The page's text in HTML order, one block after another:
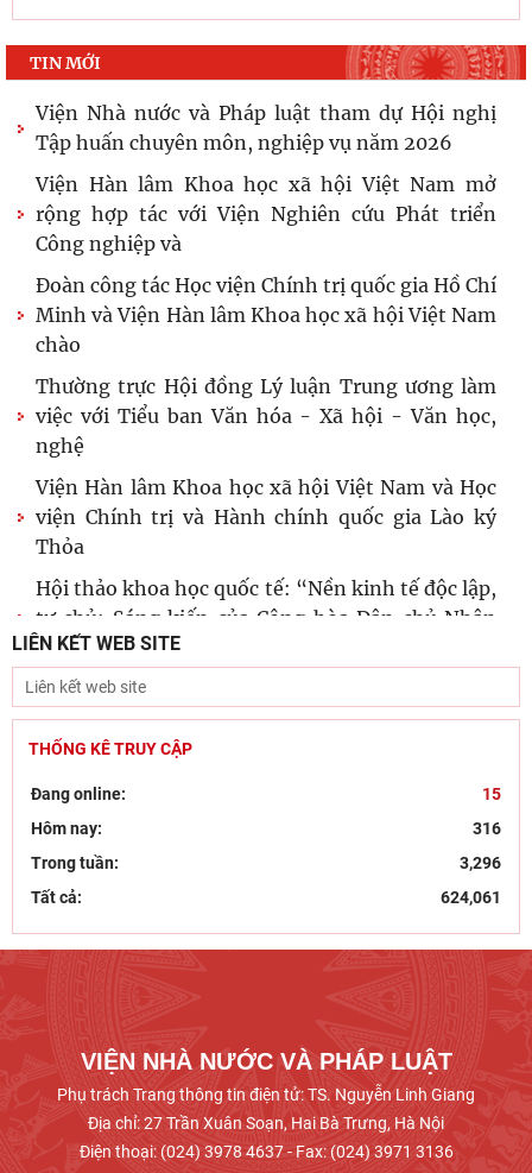
TIN MỚI
Viện Nhà nước và Pháp luật tham dự Hội nghị
Tập huấn chuyên môn, nghiệp vụ năm 2026
Viện Hàn lâm Khoa học xã hội Việt Nam mở
rộng hợp tác với Viện Nghiên cứu Phát triển
Công nghiệp và
Đoàn công tác Học viện Chính trị quốc gia Hồ Chí
Minh và Viện Hàn lâm Khoa học xã hội Việt Nam
chào
Thường trực Hội đồng Lý luận Trung ương làm
việc với Tiểu ban Văn hóa - Xã hội - Văn học,
nghệ
Viện Hàn lâm Khoa học xã hội Việt Nam và Học
viện Chính trị và Hành chính quốc gia Lào ký
Thỏa
Hội thảo khoa học quốc tế: “Nền kinh tế độc lập,
tự chủ: Sáng kiến của Cộng hòa Dân chủ Nhân
dân
Đổi mới công tác kiểm tra, giám sát tại Chi bộ
Viện Nhà nước và Pháp luật: Gắn siết chặt kỷ
cương
Đẩy mạnh sáng tác văn học, nghệ thuật hướng
tới 80 năm Ngày Thương binh - Liệt sĩ
Chủ tịch Viện Hàn lâm Khoa học xã hội Việt Nam
thăm và làm việc tại Viện Khoa học Kinh tế và Xã
LIÊN KẾT WEB SITE
THỐNG KÊ TRUY CẬP
Đang online:
15
Hôm nay:
316
Trong tuần:
3,296
Tất cả:
624,061
VIỆN NHÀ NƯỚC VÀ PHÁP LUẬT
Phụ trách Trang thông tin điện tử: TS. Nguyễn Linh Giang
Địa chỉ: 27 Trần Xuân Soạn, Hai Bà Trưng, Hà Nội
Điện thoại: (024) 3978 4637 - Fax: (024) 3971 3136